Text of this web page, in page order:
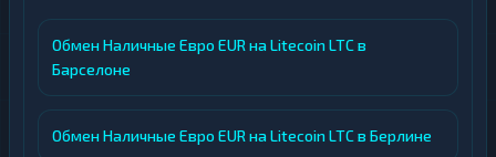
Обмен Наличные Евро EUR на Litecoin LTC в
Барселоне
Обмен Наличные Евро EUR на Litecoin LTC в Берлине